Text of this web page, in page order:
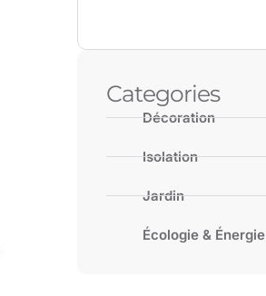
Categories
Décoration
Isolation
Jardin
Écologie & Énergie